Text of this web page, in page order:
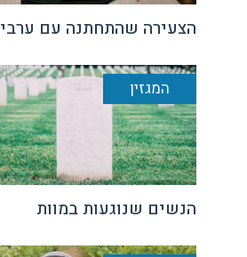
הצעירה שהתחתנה עם ערבי
המגזין
הנשים שנוגעות במוות